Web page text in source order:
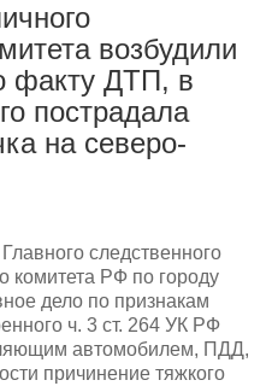
возбудили
факту ДТП, в
пострадала
на северо-
следственного
комитета РФ по городу
дело по признакам
ч. 3 ст. 264 УК РФ
автомобилем, ПДД,
причинение тяжкого